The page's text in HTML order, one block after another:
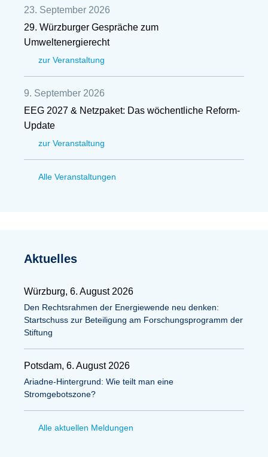
23. September 2026
29. Würzburger Gespräche zum
Umweltenergierecht
zur Veranstaltung
9. September 2026
EEG 2027 & Netzpaket: Das wöchentliche Reform-
Update
zur Veranstaltung
Alle Veranstaltungen
Aktuelles
Würzburg, 6. August 2026
Den Rechtsrahmen der Energiewende neu denken:
Startschuss zur Beteiligung am Forschungsprogramm der
Stiftung
Potsdam, 6. August 2026
Ariadne-Hintergrund: Wie teilt man eine
Stromgebotszone?
Alle aktuellen Meldungen